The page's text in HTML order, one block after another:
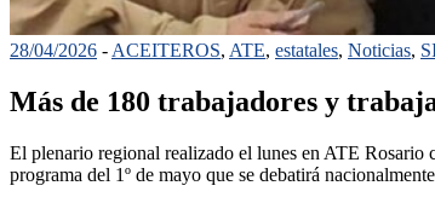
28/04/2026 - ACEITEROS, ATE, estatales, Noticias,
Más de 180 trabajadores y
El plenario regional realizado el lunes en ATE Rosario
programa del 1º de mayo que se debatirá